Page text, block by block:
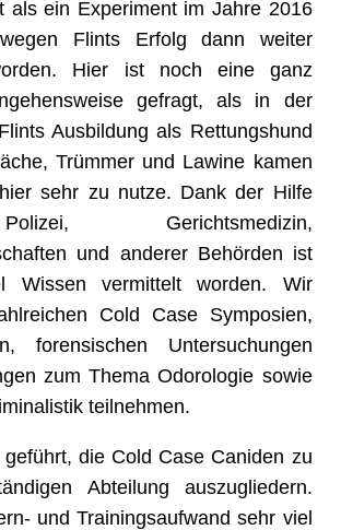
als ein Experiment im Jahre 2016
Flints Erfolg dann weiter
Hier ist noch eine ganz
gefragt, als in der
Ausbildung als Rettungshund
Trümmer und Lawine kamen
sehr zu nutze. Dank der Hilfe
Gerichtsmedizin,
und anderer Behörden ist
Wissen vermittelt worden. Wir
Cold Case Symposien,
forensischen Untersuchungen
zum Thema Odorologie sowie
teilnehmen.
die Cold Case Caniden zu
Abteilung auszugliedern.
und Trainingsaufwand sehr viel